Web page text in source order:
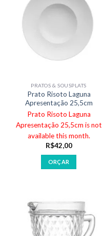
PRATOS & SOUSPLATS
Prato Risoto Laguna
Apresentação 25,5cm
Prato Risoto Laguna
Apresentação 25,5cm is not
available this month.
R$42,00
ORÇAR